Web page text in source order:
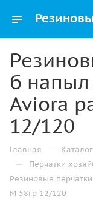
б напыл
Aviora
12/120
Главная — Каталог
— Перчатки
Резиновые
M 58гр 12/120